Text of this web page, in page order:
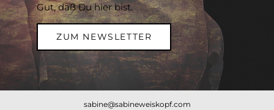
Gut, daß Du hier bist.
ZUM NEWSLETTER
sabine@sabineweiskopf.com